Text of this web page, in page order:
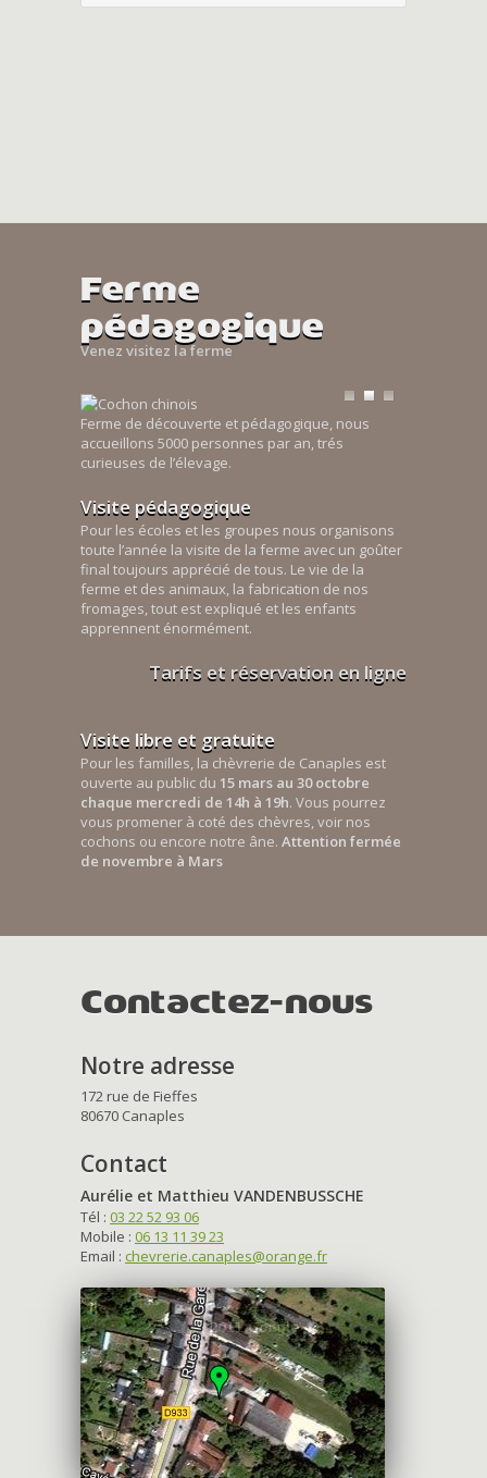
Ferme
pédagogique
Venez visitez la ferme
Ferme de découverte et pédagogique, nous
accueillons 5000 personnes par an, trés
curieuses de l’élevage.
Visite pédagogique
Pour les écoles et les groupes nous organisons
toute l’année la visite de la ferme avec un goûter
final toujours apprécié de tous. Le vie de la
ferme et des animaux, la fabrication de nos
fromages, tout est expliqué et les enfants
apprennent énormément.
Tarifs et réservation en ligne
Visite libre et gratuite
Pour les familles, la chèvrerie de Canaples est
ouverte au public du 15 mars au 30 octobre
chaque mercredi de 14h à 19h. Vous pourrez
vous promener à coté des chèvres, voir nos
cochons ou encore notre âne. Attention fermée
de novembre à Mars
Contactez-nous
Notre adresse
172 rue de Fieffes
80670 Canaples
Contact
Aurélie et Matthieu VANDENBUSSCHE
Tél : 03 22 52 93 06
Mobile : 06 13 11 39 23
Email : chevrerie.canaples@orange.fr